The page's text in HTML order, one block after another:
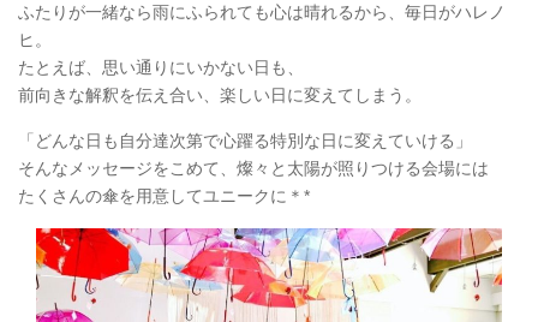
ふたりが一緒なら雨にふられても心は晴れるから、毎日がハレノ
ヒ。
たとえば、思い通りにいかない日も、
前向きな解釈を伝え合い、楽しい日に変えてしまう。
「どんな日も自分達次第で心躍る特別な日に変えていける」
そんなメッセージをこめて、燦々と太陽が照りつける会場には
たくさんの傘を用意してユニークに＊*